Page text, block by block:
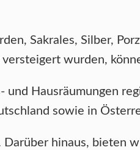
Sakrales, Silber,
wurden,
Hausräumungen
sowie in
hinaus, bieten